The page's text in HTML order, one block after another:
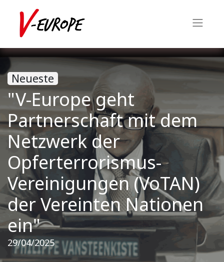
Neueste
"V-Europe geht
Partnerschaft mit dem
Netzwerk der
Opferterrorismus-
Vereinigungen (VoTAN)
der Vereinten Nationen
ein"
29/04/2025